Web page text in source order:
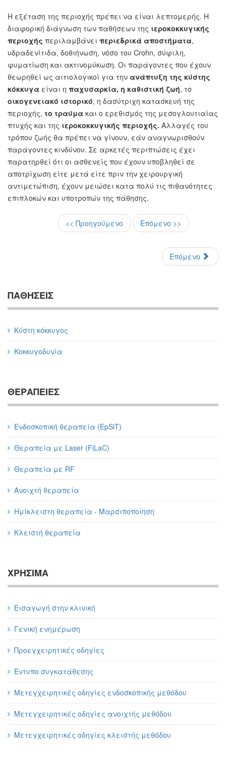
Η εξέταση της περιοχής πρέπει να είναι λεπτομερής. Η
διαφορική διάγνωση των παθήσεων της ιεροκοκκυγικής
περιοχής περιλαμβάνει περιεδρικά αποστήματα,
υδραδενίτιδα, δοθιήνωση, νόσο του Crohn, σύφιλη,
φυματίωση και ακτινομύκωση. Οι παράγοντες που έχουν
θεωρηθεί ως αιτιολογικοί για την ανάπτυξη της κύστης
κόκκυγα είναι η παχυσαρκία, η καθιστική ζωή, το
οικογενειακό ιστορικό, η δασύτριχη κατασκευή της
περιοχής, το τραύμα και ο ερεθισμός της μεσογλουτιαίας
πτυχής και της ιεροκοκκυγικής περιοχής. Αλλαγές του
τρόπου ζωής θα πρέπει να γίνουν, εάν αναγνωρισθούν
παράγοντες κινδύνου. Σε αρκετές περιπτώσεις έχει
παρατηρθεί ότι οι ασθενείς που έχουν υποβληθεί σε
αποτρίχωση είτε μετά είτε πριν την χειρουργική
αντιμετώπιση, έχουν μειώσει κατα πολύ τις πιθανότητες
επιπλοκών και υποτροπών της πάθησης.
<< Προηγούμενο Επόμενο >>
Επόμενο
ΠΑΘΗΣΕΙΣ
Κύστη κόκκυγος
Κοκκυγοδυνία
ΘΕΡΑΠΕΙΕΣ
Ενδοσκοπική θεραπεία (EpSiT)
Θεραπεία με Laser (FiLaC)
Θεραπεία με RF
Ανοιχτή θεραπεία
Ημίκλειστη θεραπεία - Μαρσιποποίηση
Κλειστή θεραπεία
ΧΡΗΣΙΜΑ
Εισαγωγή στην κλινική
Γενική ενημέρωση
Προεγχειρητικές οδηγίες
Έντυπο συγκατάθεσης
Μετεγχειρητικές οδηγίες ενδοσκοπικής μεθόδου
Μετεγχειρητικές οδηγίες ανοιχτής μεθόδου
Μετεγχειρητικές οδηγίες κλειστής μεθόδου